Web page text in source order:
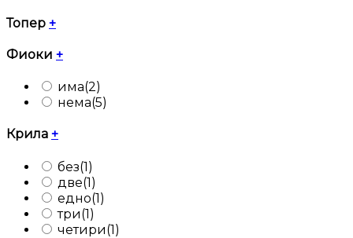
Топер +
Фиоки +
има(2)
нема(5)
Крила +
без(1)
две(1)
едно(1)
три(1)
четири(1)